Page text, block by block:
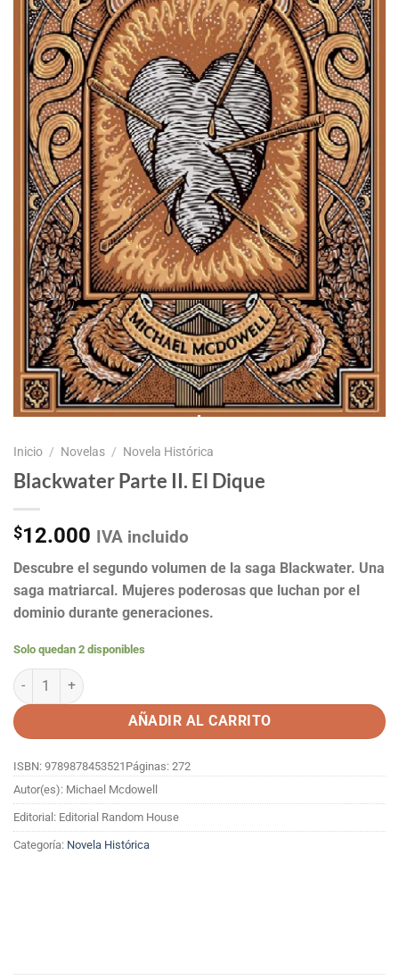
Inicio / Novelas / Novela Histórica
Blackwater Parte II. El Dique
$12.000 IVA incluido
Descubre el segundo volumen de la saga Blackwater. Una
saga matriarcal. Mujeres poderosas que luchan por el
dominio durante generaciones.
Solo quedan 2 disponibles
Blackwater Parte II. El Dique cantidad
AÑADIR AL CARRITO
ISBN: 9789878453521 Páginas: 272
Autor(es): Michael Mcdowell
Editorial: Editorial Random House
Categoría: Novela Histórica